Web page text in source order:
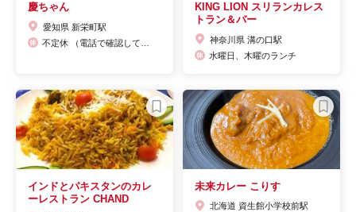
慶ちゃん
愛知県 新栄町駅
KING LION スリランカレス
トラン＆バー
神奈川県 溝の口駅
水曜日、木曜のランチ
インドとパキスタンのカレ
ーレストラン CHAND
未来カレー こりす
北海道 資生館小学校前駅